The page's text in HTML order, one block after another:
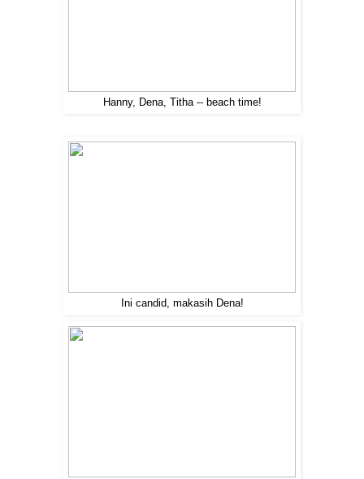
Hanny, Dena, Titha -- beach time!
Ini candid, makasih Dena!